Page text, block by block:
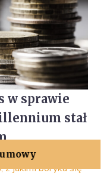
w sprawie
stał
docierają
z jakimi boryka się